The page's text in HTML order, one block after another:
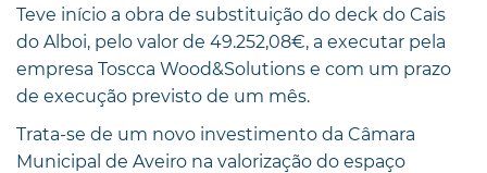
Teve início a obra de substituição do deck do Cais
do Alboi, pelo valor de 49.252,08€, a executar pela
empresa Toscca Wood&Solutions e com um prazo
de execução previsto de um mês.
Trata-se de um novo investimento da Câmara
Municipal de Aveiro na valorização do espaço